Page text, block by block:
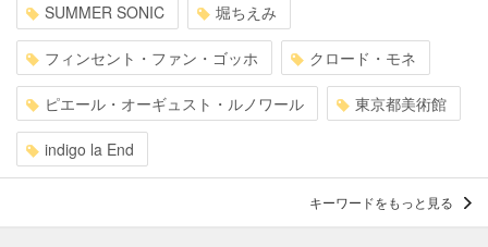
SUMMER SONIC 堀ちえみ
フィンセント・ファン・ゴッホ クロード・モネ
ピエール・オーギュスト・ルノワール 東京都美術館
indigo la End
キーワードをもっと見る